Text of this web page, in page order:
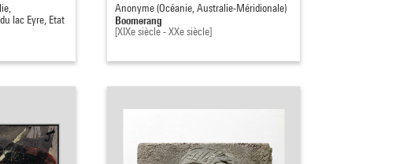
lac Eyre, Etat
Anonyme (Océanie, Australie-Méridionale)
Boomerang
[XIXe siècle - XXe siècle]